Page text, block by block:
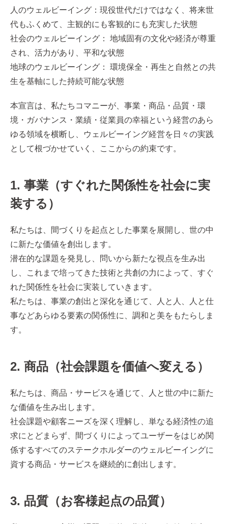
⼈のウェルビーイング：現役世代だけではなく、将来世
代もふくめて、主観的にも客観的にも充実した状態
社会のウェルビーイング： 地域固有の⽂化や経済が尊重
され、活⼒があり、平和な状態
地球のウェルビーイング： 環境保全・再⽣と⾃然との共
⽣を基軸にした持続可能な状態
本宣言は、私たちコマニーが、事業・商品・品質・環
境・ガバナンス・業績・従業員の幸福という経営のあら
ゆる領域を横断し、ウェルビーイング経営を日々の実践
として根づかせていく、ここからの約束です。
1. 事業（すぐれた関係性を社会に実
装する）
私たちは、間づくりを起点とした事業を展開し、世の中
に新たな価値を創出します。
潜在的な課題を発見し、問いから新たな視点を生み出
し、これまで培ってきた技術と共創の力によって、すぐ
れた関係性を社会に実装していきます。
私たちは、事業の創出と深化を通じて、人と人、人と仕
事などあらゆる要素の関係性に、調和と美をもたらしま
す。
2. 商品（社会課題を価値へ変える）
私たちは、商品・サービスを通じて、人と世の中に新た
な価値を生み出します。
社会課題や顧客ニーズを深く理解し、単なる経済性の追
求にとどまらず、間づくりによってユーザーをはじめ関
係するすべてのステークホルダーのウェルビーイングに
資する商品・サービスを継続的に創出します。
3. 品質（お客様起点の品質）